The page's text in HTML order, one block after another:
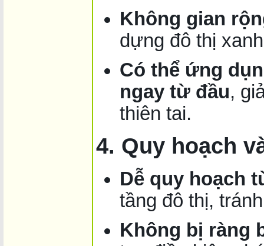
Không gian
dựng đô thị
Có thể ứng
ngay từ đầu,
thiên tai.
4. Quy hoạch
Dễ quy hoạch
tầng đô thị,
Không bị ràng